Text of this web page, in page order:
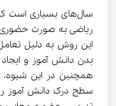
سال‌های بسیاری
ریاضی به صورت حضوری
این روش به دلیل
سطح درک دانش آموز